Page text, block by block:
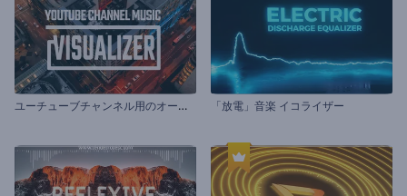
ユ
ーチューブチャンネル用のオーディオビジュアライザー 「放電」音楽 イコライザー